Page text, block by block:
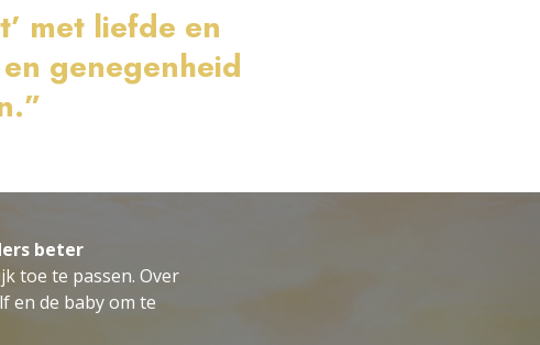
met liefde en
genegenheid
beter
toe te passen. Over
en de baby om te